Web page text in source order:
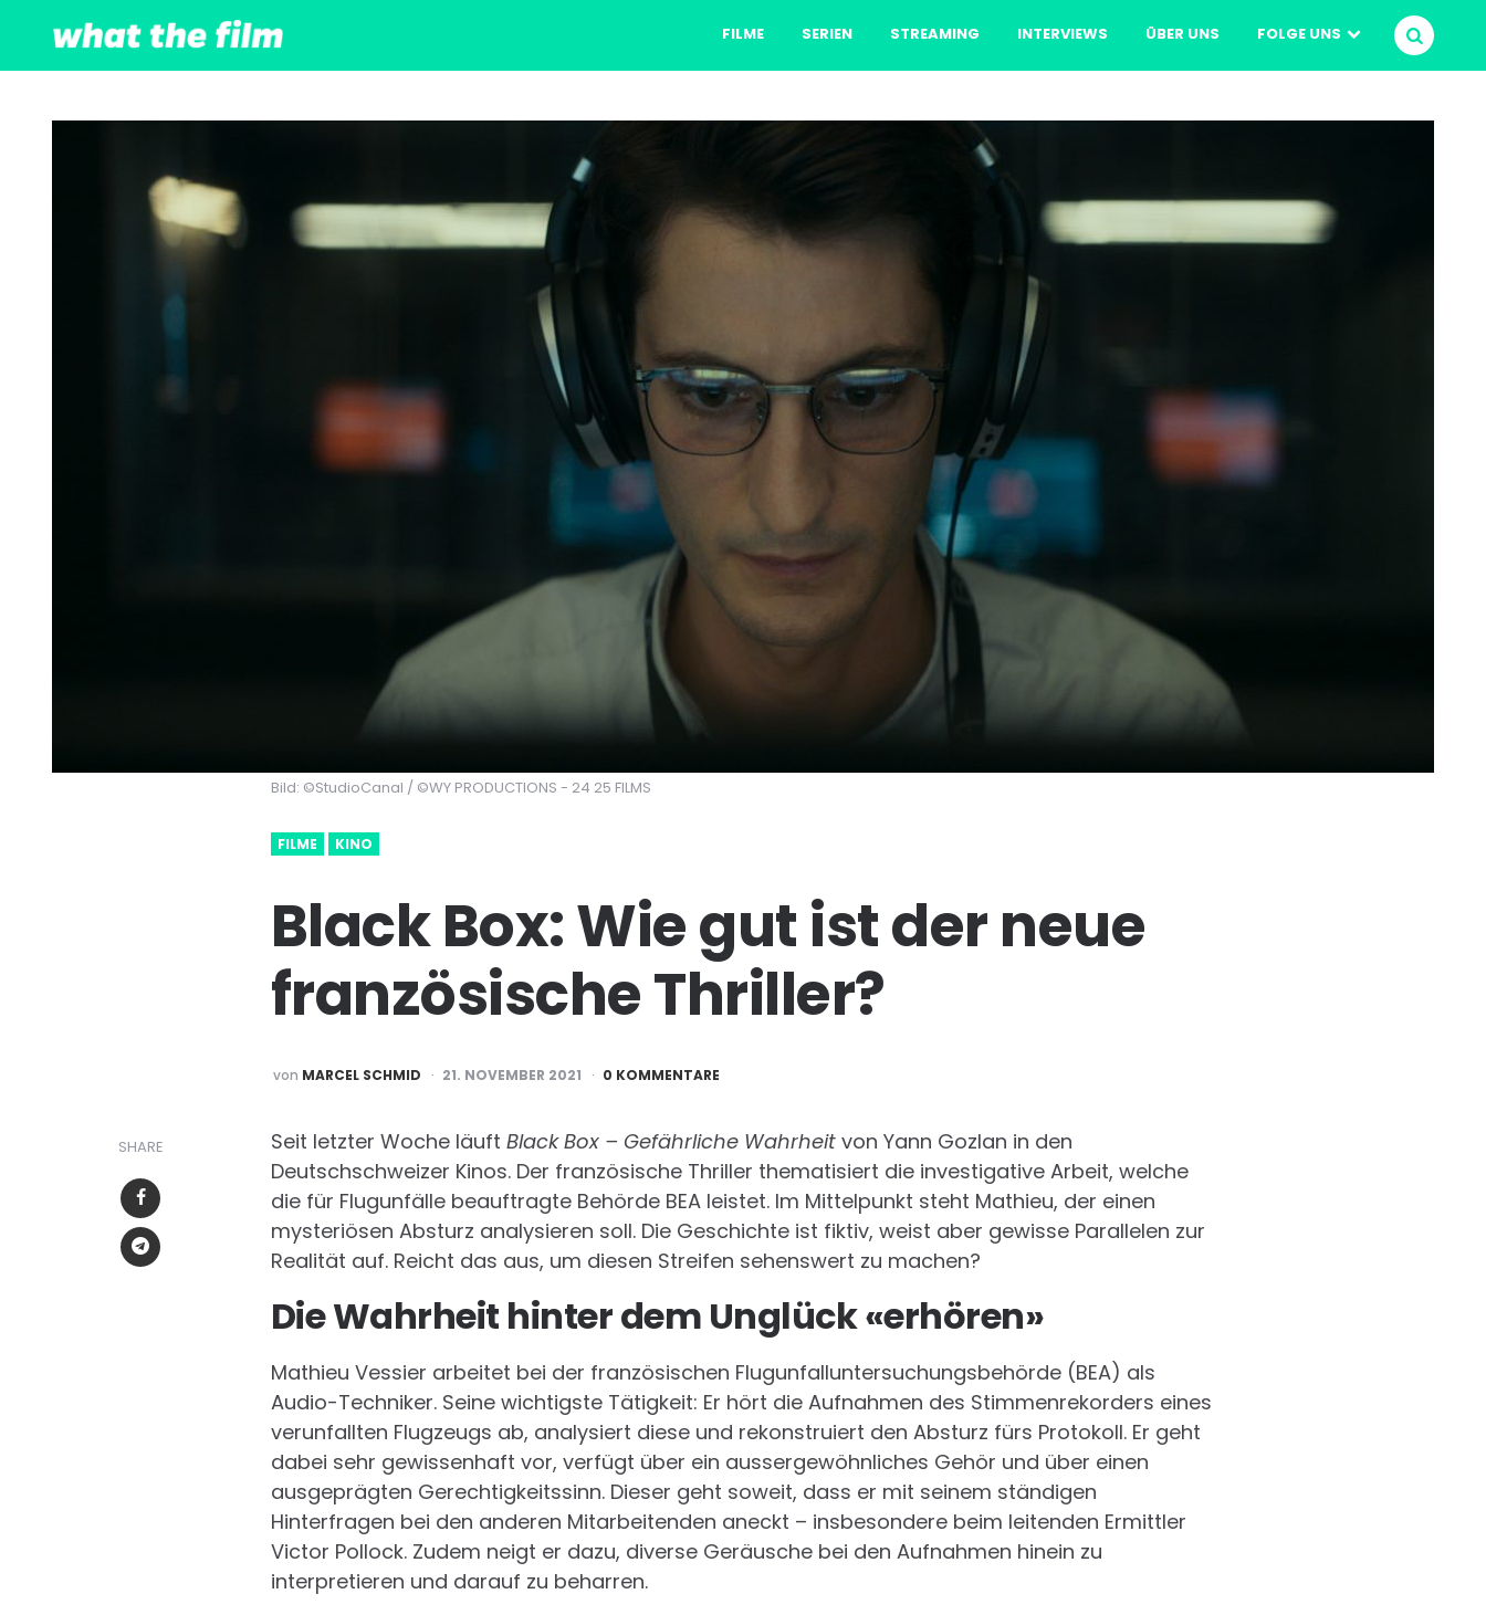
FILME SERIEN STREAMING INTERVIEWS ÜBER UNS
FOLGE UNS
SUCHEN
Bild: ©StudioCanal / ©WY PRODUCTIONS - 24 25 FILMS
FILME KINO
Black Box: Wie gut ist der neue
französische Thriller?
POSTED
BY
von MARCEL SCHMID 21. NOVEMBER 2021 0 KOMMENTARE
SHARE Seit letzter Woche läuft Black Box – Gefährliche Wahrheitvon Yann Gozlan in den
Deutschschweizer Kinos. Der französische Thriller thematisiert die investigative Arbeit, welche
die für Flugunfälle beauftragte Behörde BEA leistet. Im Mittelpunkt steht Mathieu, der einen
mysteriösen Absturz analysieren soll. Die Geschichte ist fiktiv, weist aber gewisse Parallelen zur
Realität auf. Reicht das aus, um diesen Streifen sehenswert zu machen?
Die Wahrheit hinter dem Unglück «erhören»
Mathieu Vessier arbeitet bei der französischen Flugunfalluntersuchungsbehörde (BEA) als
Audio-Techniker. Seine wichtigste Tätigkeit: Er hört die Aufnahmen des Stimmenrekorders eines
verunfallten Flugzeugs ab, analysiert diese und rekonstruiert den Absturz fürs Protokoll. Er geht
dabei sehr gewissenhaft vor, verfügt über ein aussergewöhnliches Gehör und über einen
ausgeprägten Gerechtigkeitssinn. Dieser geht soweit, dass er mit seinem ständigen
Hinterfragen bei den anderen Mitarbeitenden aneckt – insbesondere beim leitenden Ermittler
Victor Pollock. Zudem neigt er dazu, diverse Geräusche bei den Aufnahmen hinein zu
interpretieren und darauf zu beharren.